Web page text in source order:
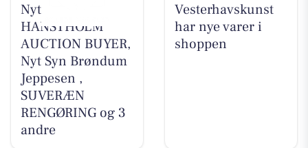
Nyt fra
HANSTHOLM
AUCTION BUYER,
Nyt Syn Brøndum
Jeppesen ,
SUVERÆN
RENGØRING og 3
andre
Vesterhavskunst
har nye varer i
shoppen